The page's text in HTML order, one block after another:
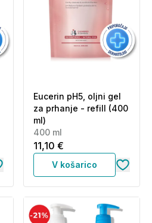
Eucerin pH5, oljni gel
za prhanje - refill (400
ml)
400 ml
11,10 €
V košarico